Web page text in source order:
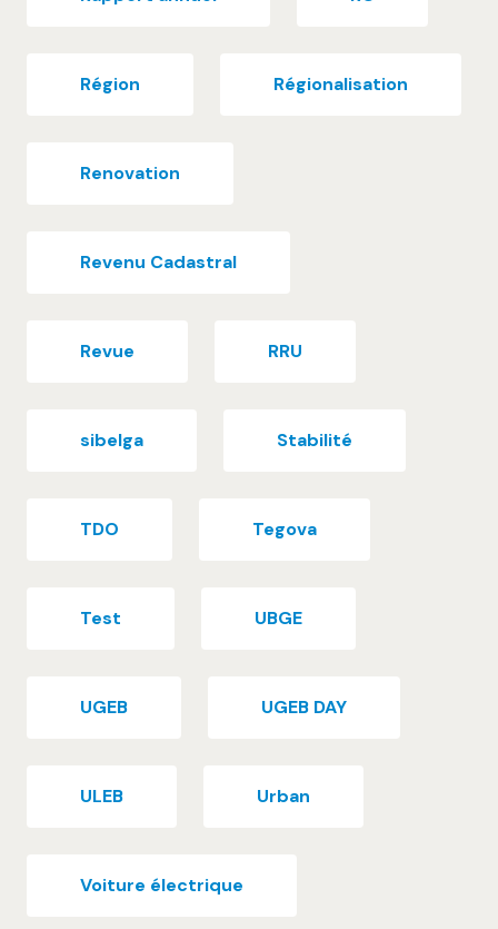
Région Régionalisation
Renovation
Revenu Cadastral
Revue RRU
sibelga Stabilité
TDO Tegova
Test UBGE
UGEB UGEB DAY
ULEB Urban
Voiture électrique